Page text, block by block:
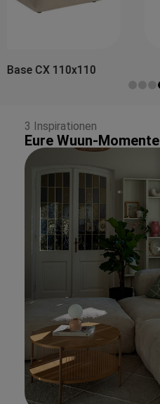
Side&Back A 80x30
3 Inspirationen
Eure Wuun-Momente